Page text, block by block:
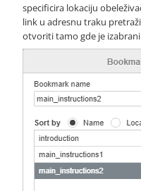
specificira lokaciju
link u adresnu traku
otvoriti tamo gde je